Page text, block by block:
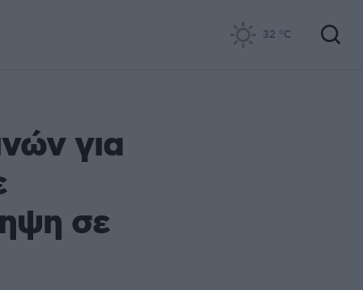
32 °C
για
σε